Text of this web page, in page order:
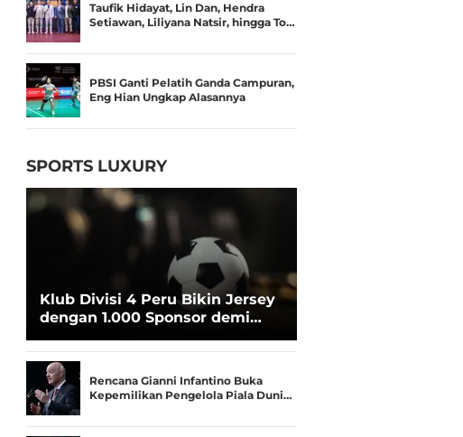
Taufik Hidayat, Lin Dan, Hendra
Setiawan, Liliyana Natsir, hingga To…
PBSI Ganti Pelatih Ganda Campuran,
Eng Hian Ungkap Alasannya
SPORTS LUXURY
Klub Divisi 4 Peru Bikin Jersey
dengan 1.000 Sponsor demi
Rencana Gianni Infantino Buka
Kepemilikan Pengelola Piala Duni…